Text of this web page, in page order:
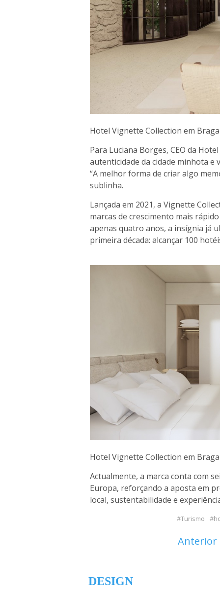
Hotel Vignette Collection em Braga
Para Luciana Borges, CEO da
autenticidade da cidade minhota
“A melhor forma de criar algo
sublinha.
Lançada em 2021, a Vignette
marcas de crescimento mais
apenas quatro anos, a insígnia já
primeira década: alcançar 100
Hotel Vignette Collection em Braga
Actualmente, a marca conta com
Europa, reforçando a aposta em
local, sustentabilidade e
Turismo
Anterior
DESIGN